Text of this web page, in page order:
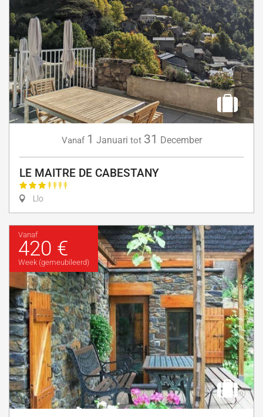
Vanaf 1 Januari tot 31 December
LE MAITRE DE CABESTANY
Llo
Vanaf
420 €
Week (gemeubileerd)